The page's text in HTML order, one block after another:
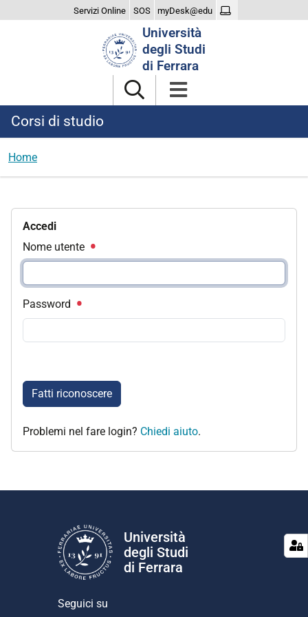
Servizi Online SOS myDesk@edu
Università
degli Studi
di Ferrara
Corsi di studio
Home
Accedi
Nome utente
Password
Fatti riconoscere
Problemi nel fare login? Chiedi aiuto.
Università
degli Studi
di Ferrara
Seguici su